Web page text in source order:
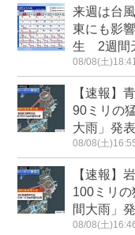
来週は台
東にも影
生 2週間
08/08(土)18:41
【速報】
90ミリの
大雨」発表
08/08(土
【速報】
100ミリ
間大雨」
08/08(土